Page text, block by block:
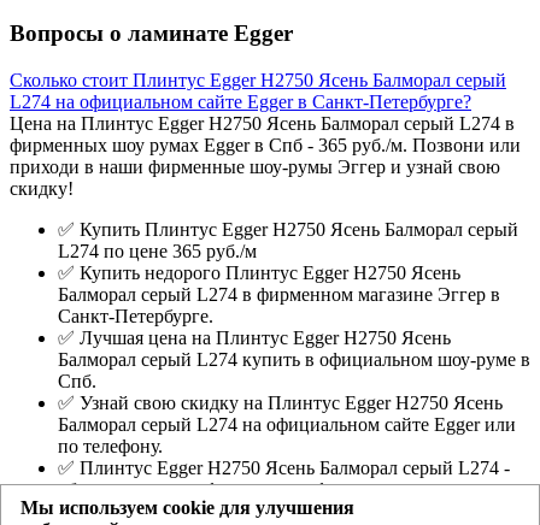
Вопросы о ламинате Egger
Сколько стоит Плинтус Egger Н2750 Ясень Балморал серый
L274 на официальном сайте Egger в Санкт-Петербурге?
Цена на Плинтус Egger Н2750 Ясень Балморал серый L274 в
фирменных шоу румах Egger в Спб - 365 руб./м. Позвони или
приходи в наши фирменные шоу-румы Эггер и узнай свою
скидку!
✅ Купить Плинтус Egger Н2750 Ясень Балморал серый
L274 по цене 365 руб./м
✅ Купить недорого Плинтус Egger Н2750 Ясень
Балморал серый L274 в фирменном магазине Эггер в
Санкт-Петербурге.
✅ Лучшая цена на Плинтус Egger Н2750 Ясень
Балморал серый L274 купить в официальном шоу-руме в
Спб.
✅ Узнай свою скидку на Плинтус Egger Н2750 Ясень
Балморал серый L274 на официальном сайте Egger или
по телефону.
✅ Плинтус Egger Н2750 Ясень Балморал серый L274 -
образцы во всех официальных фирменных магазинах
Еггер.
Мы используем cookie для улучшения